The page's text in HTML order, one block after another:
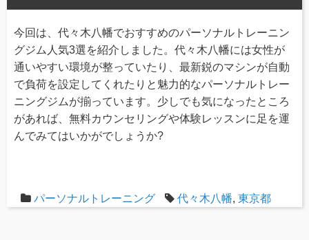
今回は、代々木八幡でおすすめのパーソナルトレーニン
グジム人気3選を紹介しました。代々木八幡には女性が
通いやすい環境が整っていたり、最新鋭のマシンが自動
で負荷を設定してくれたりと魅力的なパーソナルトレー
ニングジムが揃っています。少しでも気になったところ
があれば、無料カウンセリングや体験レッスンに足を運
んでみてはいかがでしょうか?
パーソナルトレーニング 代々木八幡, 東京都